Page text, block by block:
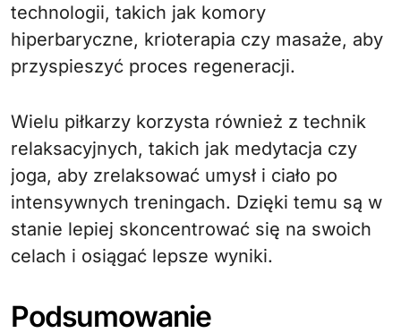
technologii, takich jak komory
hiperbaryczne, krioterapia czy masaże, aby
przyspieszyć proces regeneracji.
Wielu piłkarzy korzysta również z technik
relaksacyjnych, takich jak medytacja czy
joga, aby zrelaksować umysł i ciało po
intensywnych treningach. Dzięki temu są w
stanie lepiej skoncentrować się na swoich
celach i osiągać lepsze wyniki.
Podsumowanie